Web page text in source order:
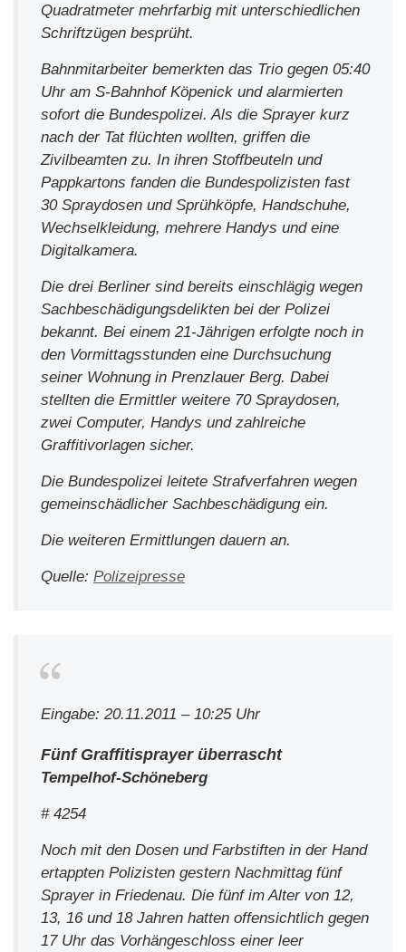
Quadratmeter mehrfarbig mit unterschiedlichen
Schriftzügen besprüht.
Bahnmitarbeiter bemerkten das Trio gegen 05:40
Uhr am S-Bahnhof Köpenick und alarmierten
sofort die Bundespolizei. Als die Sprayer kurz
nach der Tat flüchten wollten, griffen die
Zivilbeamten zu. In ihren Stoffbeuteln und
Pappkartons fanden die Bundespolizisten fast
30 Spraydosen und Sprühköpfe, Handschuhe,
Wechselkleidung, mehrere Handys und eine
Digitalkamera.
Die drei Berliner sind bereits einschlägig wegen
Sachbeschädigungsdelikten bei der Polizei
bekannt. Bei einem 21-Jährigen erfolgte noch in
den Vormittagsstunden eine Durchsuchung
seiner Wohnung in Prenzlauer Berg. Dabei
stellten die Ermittler weitere 70 Spraydosen,
zwei Computer, Handys und zahlreiche
Graffitivorlagen sicher.
Die Bundespolizei leitete Strafverfahren wegen
gemeinschädlicher Sachbeschädigung ein.
Die weiteren Ermittlungen dauern an.
Quelle: Polizeipresse
Eingabe: 20.11.2011 – 10:25 Uhr
Fünf Graffitisprayer überrascht
Tempelhof-Schöneberg
# 4254
Noch mit den Dosen und Farbstiften in der Hand
ertappten Polizisten gestern Nachmittag fünf
Sprayer in Friedenau. Die fünf im Alter von 12,
13, 16 und 18 Jahren hatten offensichtlich gegen
17 Uhr das Vorhängeschloss einer leer